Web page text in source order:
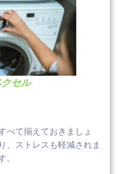
セル
べて揃えておきましょ
、ストレスも軽減されま
。